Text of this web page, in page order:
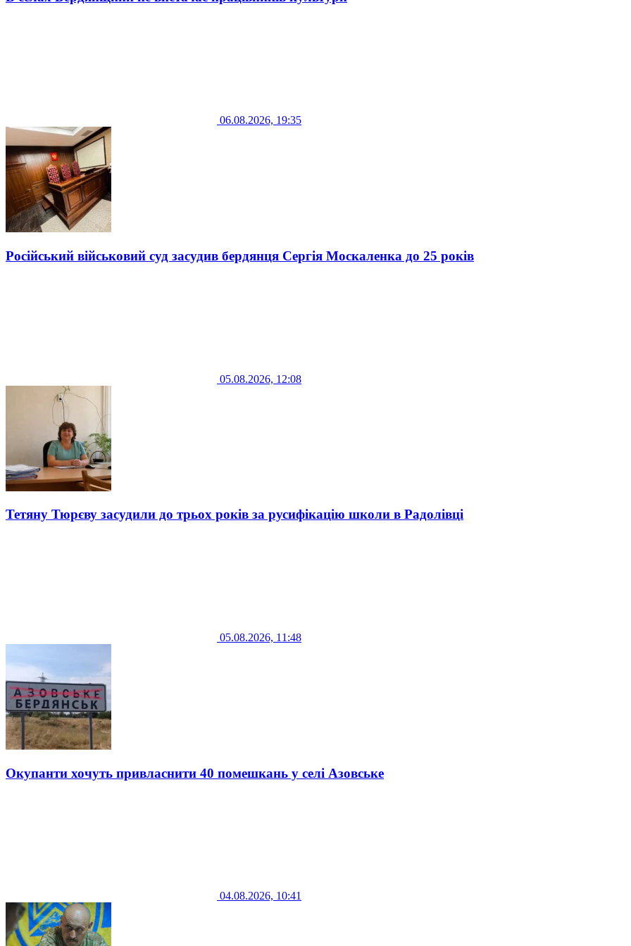
06.08.2026, 19:35
Російський військовий суд засудив бердянця Сергія Москаленка до 25 років
05.08.2026, 12:08
Тетяну Тюрєву засудили до трьох років за русифікацію школи в Радолівці
05.08.2026, 11:48
Окупанти хочуть привласнити 40 помешкань у селі Азовське
04.08.2026, 10:41